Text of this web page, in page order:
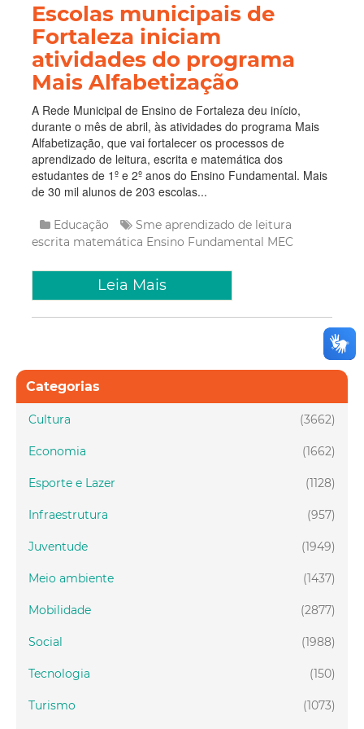
Escolas municipais de
Fortaleza iniciam
atividades do programa
Mais Alfabetização
A Rede Municipal de Ensino de Fortaleza deu início,
durante o mês de abril, às atividades do programa Mais
Alfabetização, que vai fortalecer os processos de
aprendizado de leitura, escrita e matemática dos
estudantes de 1º e 2º anos do Ensino Fundamental. Mais
de 30 mil alunos de 203 escolas...
Educação Sme aprendizado de leitura
escrita matemática Ensino Fundamental MEC
Leia Mais
Categorias
(3662)
Cultura
(1662)
Economia
(1128)
Esporte e Lazer
(957)
Infraestrutura
(1949)
Juventude
(1437)
Meio ambiente
(2877)
Mobilidade
(1988)
Social
(150)
Tecnologia
(1073)
Turismo